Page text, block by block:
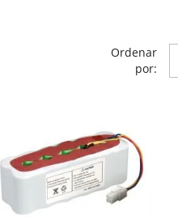
Ordenar
por: